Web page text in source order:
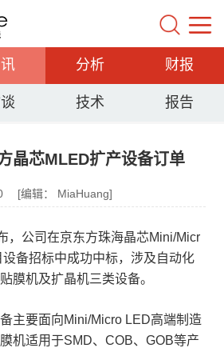
分析 财报
技术 报告
晶芯MLED扩产设备订单
[编辑： MiaHuang]
，公司在京东方珠海晶芯Mini/Micr
备招标中成功中标，涉及自动化
膜机及扩晶机三类设备。
主要面向Mini/Micro LED高端制造
机适用于SMD、COB、GOB等产